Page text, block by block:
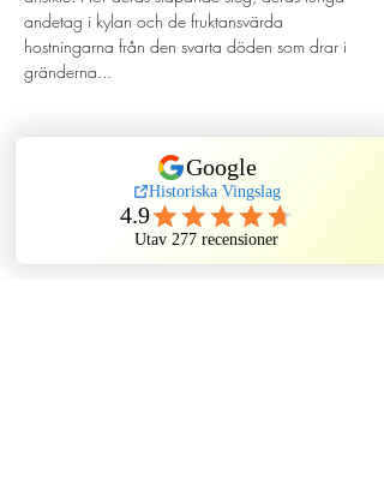
andetag i kylan och de fruktansvärda
hostningarna från den svarta döden som drar i
gränderna...
Dela detta evenemang